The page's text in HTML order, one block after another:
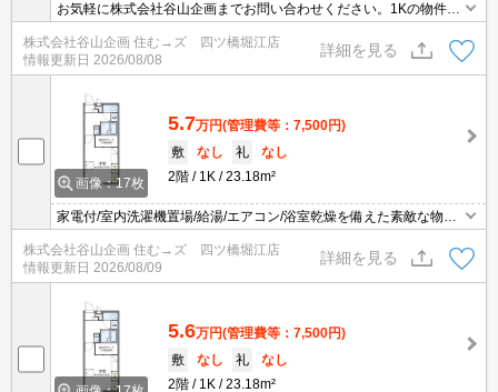
お気軽に株式会社谷山企画までお問い合わせください。1Kの物件で
快適にお過ごしいただけます。便利な家電付と素敵な設備が充実し
ています
株式会社谷山企画 住む→ズ 四ツ橋堀江店
情報更新日 2026/08/08
詳細を見る
画像：17枚
5.7万円(管理費等：7,500円)
敷
なし 礼
なし
2階
1K 23.18m²
家電付/室内洗濯機置場/給湯/エアコン/浴室乾燥を備えた素敵な物件
となっています。南海高野線 北野田駅徒歩12分の物件情報のご紹介
です。素敵な1Kの物件で快適に暮らしませんか お問い合わせは株式
会社谷山企画まで。
株式会社谷山企画 住む→ズ 四ツ橋堀江店
情報更新日 2026/08/09
詳細を見る
5.6万円(管理費等：7,500円)
敷
なし 礼
なし
2階
1K 23.18m²